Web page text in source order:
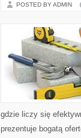
POSTED BY ADMIN
gdzie liczy się
prezentuje bogatą